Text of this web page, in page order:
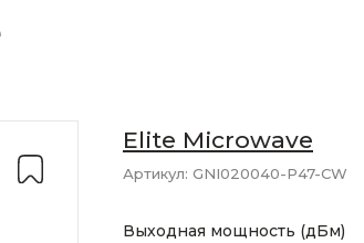
Elite Microwave
Артикул: GNI020040-P47-CW
Выходная мощность (дБм)